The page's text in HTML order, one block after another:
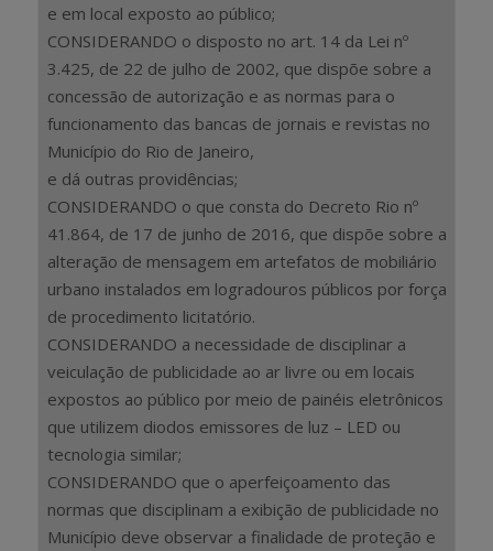
e em local exposto ao público;
CONSIDERANDO o disposto no art. 14 da Lei nº
3.425, de 22 de julho de 2002, que dispõe sobre a
concessão de autorização e as normas para o
funcionamento das bancas de jornais e revistas no
Município do Rio de Janeiro,
e dá outras providências;
CONSIDERANDO o que consta do Decreto Rio nº
41.864, de 17 de junho de 2016, que dispõe sobre a
alteração de mensagem em artefatos de mobiliário
urbano instalados em logradouros públicos por força
de procedimento licitatório.
CONSIDERANDO a necessidade de disciplinar a
veiculação de publicidade ao ar livre ou em locais
expostos ao público por meio de painéis eletrônicos
que utilizem diodos emissores de luz – LED ou
tecnologia similar;
CONSIDERANDO que o aperfeiçoamento das
normas que disciplinam a exibição de publicidade no
Município deve observar a finalidade de proteção e